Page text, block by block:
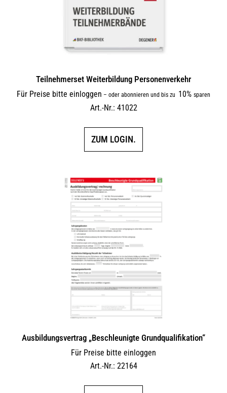
Teilnehmerset Weiterbildung Personenverkehr
Für Preise bitte einloggen – oder abonnieren und bis zu 10% sparen
Art.-Nr.: 41022
ZUM LOGIN.
Ausbildungsvertrag „Beschleunigte Grundqualifikation“
Für Preise bitte einloggen
Art.-Nr.: 22164